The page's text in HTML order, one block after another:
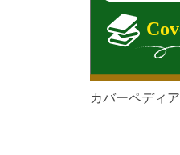
カバーペディア